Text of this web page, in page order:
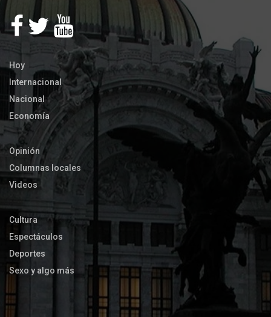
Hoy
Internacional
Nacional
Economía
Opinión
Columnas locales
Videos
Cultura
Espectáculos
Deportes
Sexo y algo más